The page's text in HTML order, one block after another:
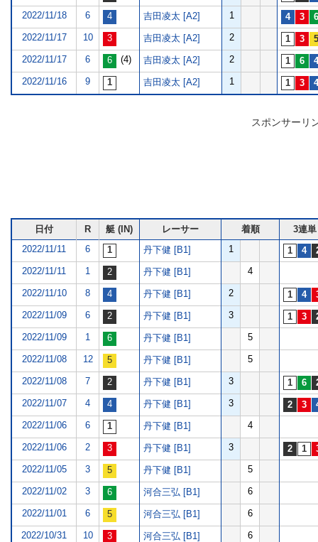
2022/11/18 6 吉田凌太 [A2] 1
2022/11/17 10 吉田凌太 [A2] 2
2022/11/17 6 (4) 吉田凌太 [A2] 2
2022/11/16 9 吉田凌太 [A2] 1
スポンサーリ
日付 R 艇 (IN) レーサー 着順
3連単
2022/11/11
6 丹下健 [B1] 1
2022/11/11 1 丹下健 [B1] 4
2022/11/10 8 丹下健 [B1] 2
2022/11/09 6 丹下健 [B1] 3
2022/11/09 1 丹下健 [B1] 5
2022/11/08 12 丹下健 [B1] 5
2022/11/08 7 丹下健 [B1] 3
2022/11/07 4 丹下健 [B1] 3
2022/11/06 6 丹下健 [B1] 4
2022/11/06 2 丹下健 [B1] 3
2022/11/05 3 丹下健 [B1] 5
2022/11/02 3 河合三弘 [B1] 6
2022/11/01 6 河合三弘 [B1] 6
2022/10/31 10 河合三弘 [B1] 6